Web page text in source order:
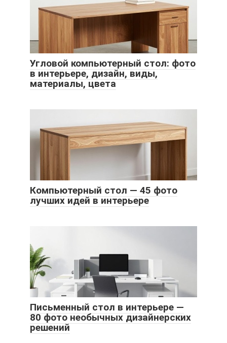
Угловой компьютерный стол: фото
в интерьере, дизайн, виды,
материалы, цвета
Компьютерный стол — 45 фото
лучших идей в интерьере
Письменный стол в интерьере —
80 фото необычных дизайнерских
решений